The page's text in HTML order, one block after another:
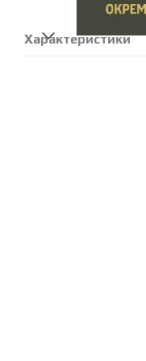
Характеристики